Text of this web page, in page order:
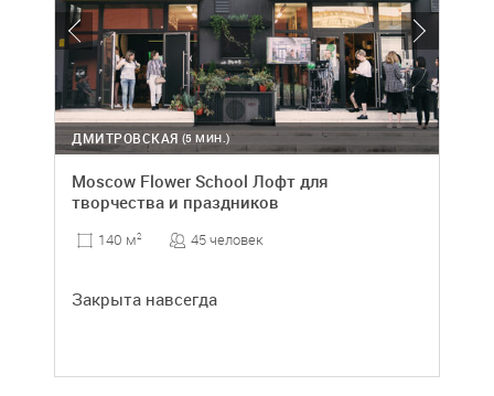
(5 МИН.)
ДМИТРОВСКАЯ
Moscow Flower School Лофт для
творчества и праздников
140 м2 45 человек
Закрыта навсегда